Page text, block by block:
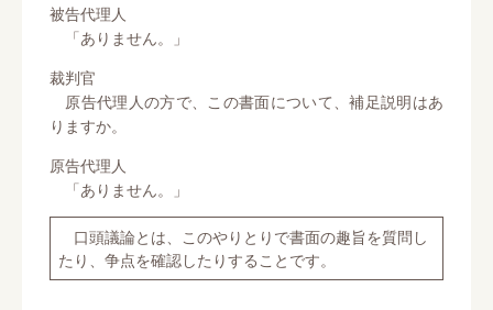
被告代理人
「ありません。」
裁判官
原告代理人の方で、この書面について、補足説明はあ
りますか。
原告代理人
「ありません。」
口頭議論とは、このやりとりで書面の趣旨を質問し
たり、争点を確認したりすることです。